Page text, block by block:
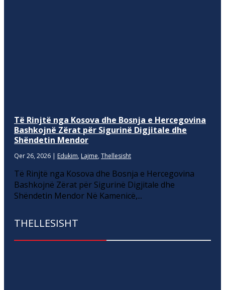
Të Rinjtë nga Kosova dhe Bosnja e Hercegovina
Bashkojnë Zërat për Sigurinë Digjitale dhe
Shëndetin Mendor
Qer 26, 2026 | Edukim, Lajme, Thellesisht
Të Rinjtë nga Kosova dhe Bosnja e Hercegovina
Bashkojnë Zërat për Sigurinë Digjitale dhe
Shëndetin Mendor Në Kamenicë,...
THELLESISHT